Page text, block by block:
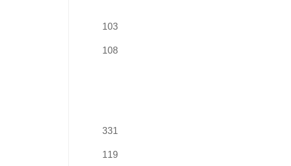
103
108
331
119